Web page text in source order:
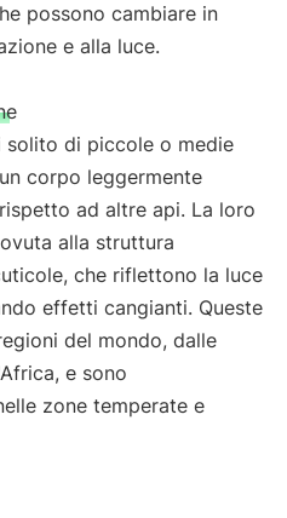
possono cambiare in
e alla luce.
solito di piccole o medie
corpo leggermente
ad altre api. La loro
alla struttura
che riflettono la luce
effetti cangianti. Queste
del mondo, dalle
e sono
zone temperate e